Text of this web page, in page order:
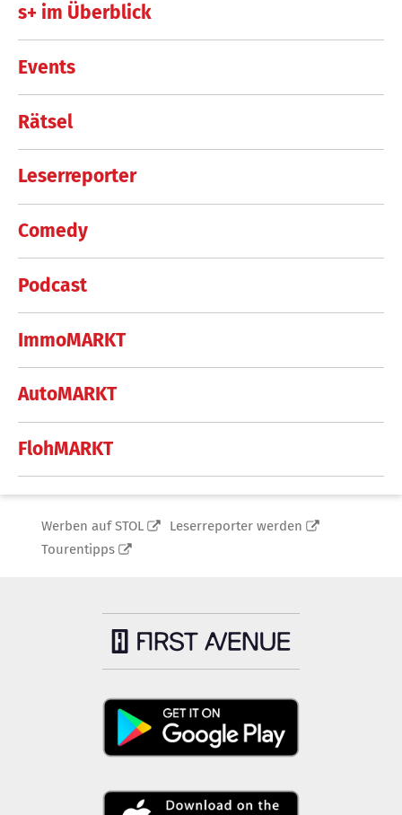
s+ im Überblick
Events
Rätsel
Leserreporter
Comedy
Podcast
ImmoMARKT
AutoMARKT
FlohMARKT
Werben auf STOL
Leserreporter werden
Tourentipps